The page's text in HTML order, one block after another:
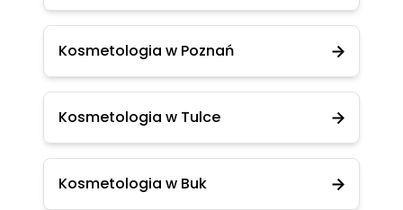
Kosmetologia w Poznań
Kosmetologia w Tulce
Kosmetologia w Buk